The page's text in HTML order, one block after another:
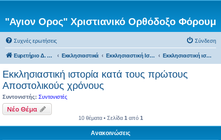
"Αγιον Ορος" Χριστιανικό Ορθόδοξο Φόρουμ
Συχνές ερωτήσεις Σύνδεση
Ευρετήριο Δ. Συζήτησης Εκκλησιαστικά Εκκλησιαστική Ιστορία Εκκλησιαστική ιστορία κατά τους πρώτους Αποστολικούς χρόνους
Εκκλησιαστική ιστορία κατά τους πρώτους
Αποστολικούς χρόνους
Συντονιστής: Συντονιστές
Νέο Θέμα
10 θέματα • Σελίδα 1 από 1
Ανακοινώσεις